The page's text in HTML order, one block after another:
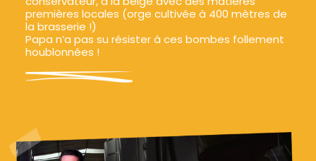
premières locales (orge cultivée à 400 mètres de
la brasserie !)
Papa n’a pas su résister à ces bombes follement
houblonnées !